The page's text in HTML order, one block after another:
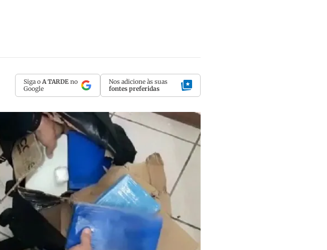
Siga o A TARDE no
Google
Nos adicione às suas
fontes preferidas